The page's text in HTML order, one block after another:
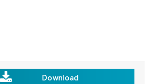
 Download